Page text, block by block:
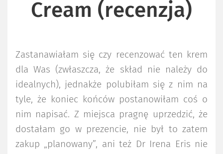
Cream (recenzja)
Zastanawiałam się czy recenzować ten krem
dla Was (zwłaszcza, że skład nie należy do
idealnych), jednakże polubiłam się z nim na
tyle, że koniec końców postanowiłam coś o
nim napisać. Z miejsca pragnę uprzedzić, że
dostałam go w prezencie, nie był to zatem
zakup „planowany”, ani też Dr Irena Eris nie